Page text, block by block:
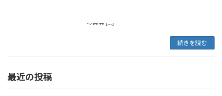
の開発 […]
続きを読む
最近の投稿